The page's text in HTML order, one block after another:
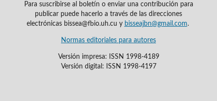
Para suscribirse al boletín o enviar una contribución para
publicar puede hacerlo a través de las direcciones
electrónicas bissea@fbio.uh.cu y bisseajbn@gmail.com.
Normas editoriales para autores
Versión impresa: ISSN 1998-4189
Versión digital: ISSN 1998-4197